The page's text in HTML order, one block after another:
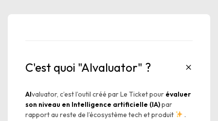
C'est quoi "AIvaluator" ?
AIvaluator, c’est l’outil créé par Le Ticket pour évaluer
son niveau en Intelligence artificielle (IA)par
rapport au reste de l’écosystème tech et produit
.